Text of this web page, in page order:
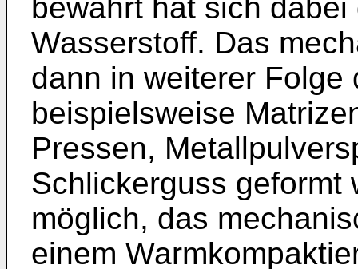
bewährt hat sich
Wasserstoff. Das
dann in weiterer Folge
beispielsweise
Pressen,
Schlickerguss geformt
möglich, das
einem